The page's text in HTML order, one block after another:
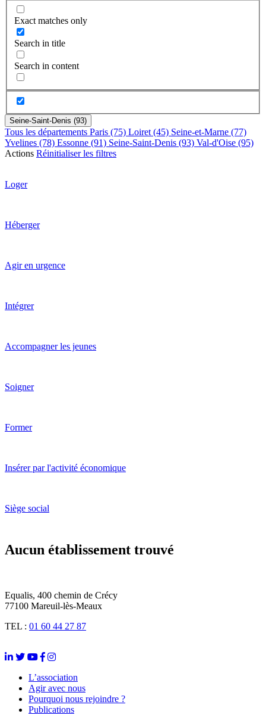
Exact matches only
Search in title
Search in content
Seine-Saint-Denis (93)
Tous les départements Paris (75) Loiret (45) Seine-et-Marne (77)
Yvelines (78) Essonne (91) Seine-Saint-Denis (93) Val-d'Oise (95)
Actions Réinitialiser les filtres
Loger
Héberger
Agir en urgence
Intégrer
Accompagner les jeunes
Soigner
Former
Insérer par l'activité économique
Siège social
Aucun établissement trouvé
Equalis, 400 chemin de Crécy
77100 Mareuil-lès-Meaux
TEL : 01 60 44 27 87
L’association
Agir avec nous
Pourquoi nous rejoindre ?
Publications